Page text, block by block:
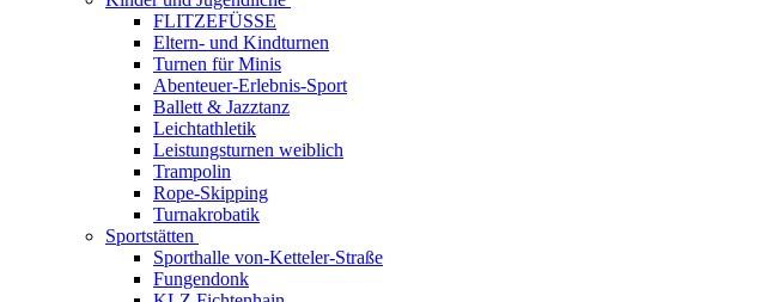
FLITZEFÜSSE
Eltern- und Kindturnen
Turnen für Minis
Abenteuer-Erlebnis-Sport
Ballett & Jazztanz
Leichtathletik
Leistungsturnen weiblich
Trampolin
Rope-Skipping
Turnakrobatik
Sportstätten
Sporthalle von-Ketteler-Straße
Fungendonk